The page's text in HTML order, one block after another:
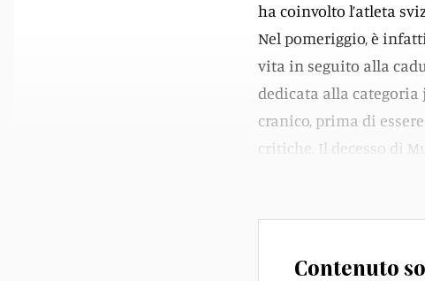
ha coinvolto l’atleta
Nel pomeriggio, è
vita in seguito alla
dedicata alla categoria
cranico, prima di
critiche. Il decesso di
Contenuto